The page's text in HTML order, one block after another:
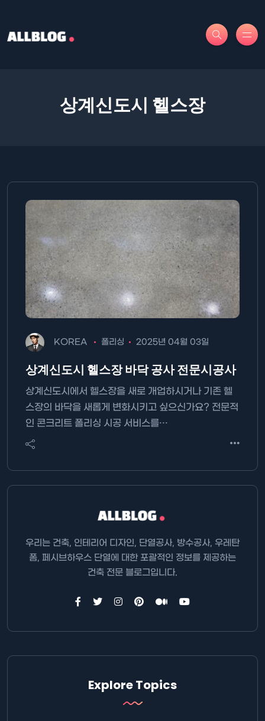
상계신도시 헬스장
KOREA 폴리싱 2025년 04월 03일
상계신도시 헬스장 바닥 공사 전문시공사
상계신도시에서 헬스장을 새로 개업하시거나 기존 헬
스장의 바닥을 새롭게 변화시키고 싶으신가요? 전문적
인 콘크리트 폴리싱 시공 서비스를…
우리는 건축, 인테리어 디자인, 단열공사, 방수공사, 우레탄
폼, 페시브하우스 단열에 대한 포괄적인 정보를 제공하는
건축 전문 블로그입니다.
Explore Topics